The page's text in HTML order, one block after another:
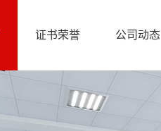
证书荣誉 公司动态